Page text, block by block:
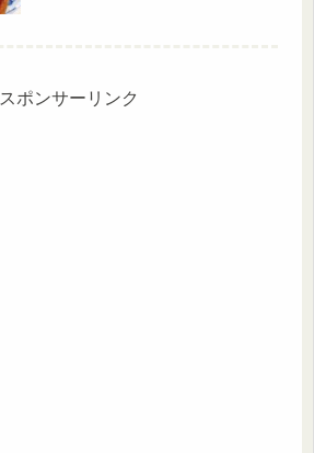
スポンサーリンク